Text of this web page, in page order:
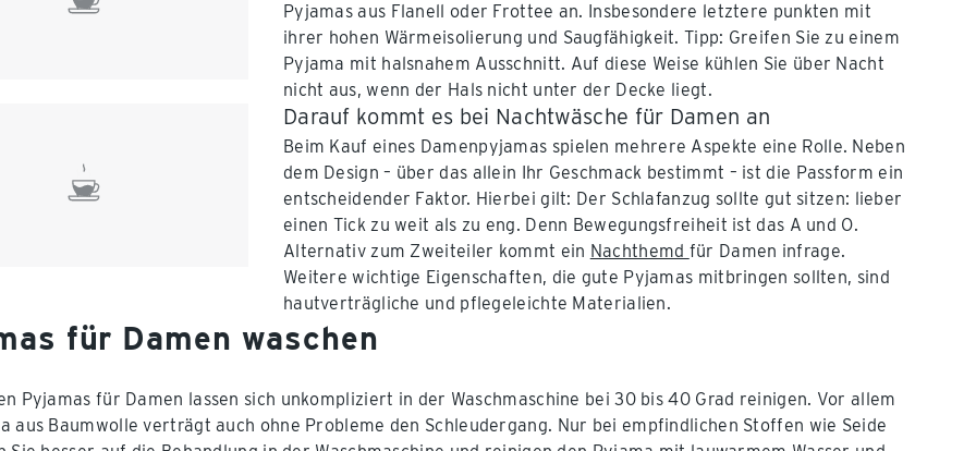
Pyjamas aus Flanell oder Frottee an. Insbesondere letztere punkten mit
ihrer hohen Wärmeisolierung und Saugfähigkeit. Tipp: Greifen Sie zu einem
Pyjama mit halsnahem Ausschnitt. Auf diese Weise kühlen Sie über Nacht
nicht aus, wenn der Hals nicht unter der Decke liegt.
Darauf kommt es bei Nachtwäsche für Damen an
Beim Kauf eines Damenpyjamas spielen mehrere Aspekte eine Rolle. Neben
dem Design – über das allein Ihr Geschmack bestimmt – ist die Passform ein
entscheidender Faktor. Hierbei gilt: Der Schlafanzug sollte gut sitzen: lieber
einen Tick zu weit als zu eng. Denn Bewegungsfreiheit ist das A und O.
Alternativ zum Zweiteiler kommt ein Nachthemd für Damen infrage.
Weitere wichtige Eigenschaften, die gute Pyjamas mitbringen sollten, sind
hautverträgliche und pflegeleichte Materialien.
für Damen waschen
Pyjamas für Damen lassen sich unkompliziert in der Waschmaschine bei 30 bis 40 Grad reinigen. Vor allem
aus Baumwolle verträgt auch ohne Probleme den Schleudergang. Nur bei empfindlichen Stoffen wie Seide